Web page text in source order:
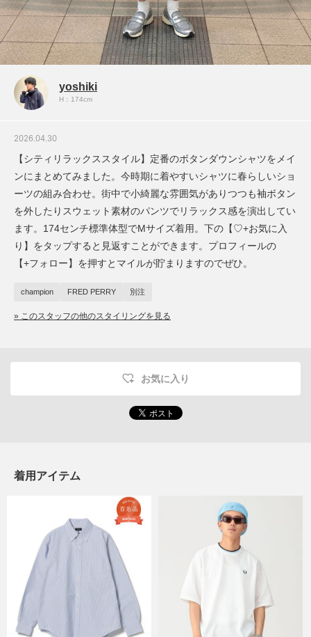
yoshiki
H：174cm
2026.04.30
【シティリラックススタイル】定番のボタンダウンシャツをメイ
ンにまとめてみました。今時期に着やすいシャツに春らしいショ
ーツの組み合わせ。街中で小綺麗な雰囲気がありつつも袖ボタン
を外したりスウェット素材のパンツでリラックス感を演出してい
ます。174センチ標準体型でMサイズ着用。下の【♡+お気に入
り】をタップすると見返すことができます。プロフィールの
【+フォロー】を押すとマイルが貯まりますのでぜひ。
champion FRED PERRY 別注
» このスタッフの他のスタイリングを見る
お気に入り
着用アイテム